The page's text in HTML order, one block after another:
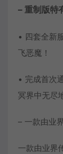
– 重制版特
• 四套全新
飞恶魔！
• 完成首次
冥界中无尽
– 一款由业
一款由业界